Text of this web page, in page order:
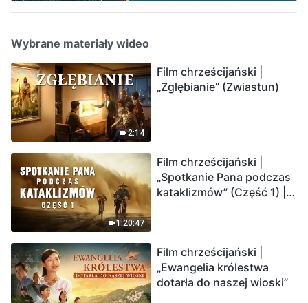
Wybrane materiały wideo
2:14
Film chrześcijański |
„Zgłębianie” (Zwiastun)
1:20:47
Film chrześcijański |
„Spotkanie Pana podczas
kataklizmów” (Część 1) |
Film chrześcijański |
„Ewangelia królestwa
dotarła do naszej wioski”